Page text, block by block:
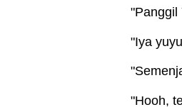
"Iya
"Hooh,